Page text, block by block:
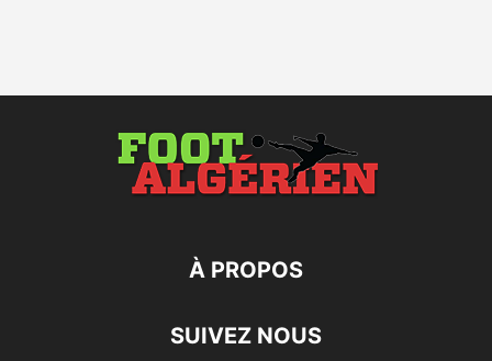
À PROPOS
SUIVEZ NOUS